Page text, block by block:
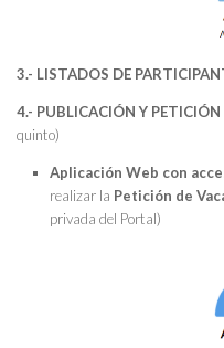
3.- LISTADOS DE
4.- PUBLICACIÓN Y PETICIÓN
quinto)
Aplicación Web con
realizar la Petición de
privada del Portal)